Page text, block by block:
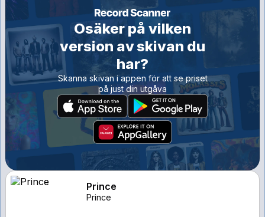
Osäker på vilken
version av skivan du
har?
Skanna skivan i appen för att se priset
på just din utgåva
Prince
Prince